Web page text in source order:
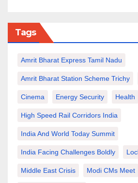
Tags
Amrit Bharat Express Tamil Nadu
Amrit Bharat Station Scheme Trichy
Cinema Energy Security Health
High Speed Rail Corridors India
India And World Today Summit
India Facing Challenges Boldly
Middle East Crisis Modi CMs Meet